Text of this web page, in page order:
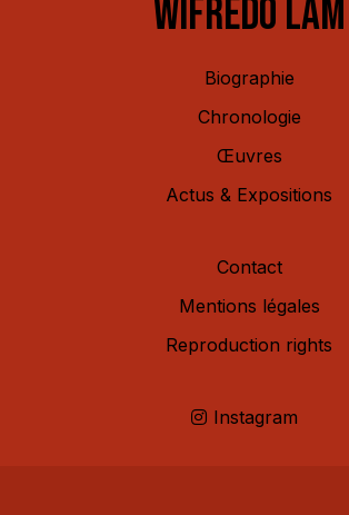
WIFREDO LAM
Biographie
Chronologie
Œuvres
Actus & Expositions
Contact
Mentions légales
Reproduction rights
Instagram